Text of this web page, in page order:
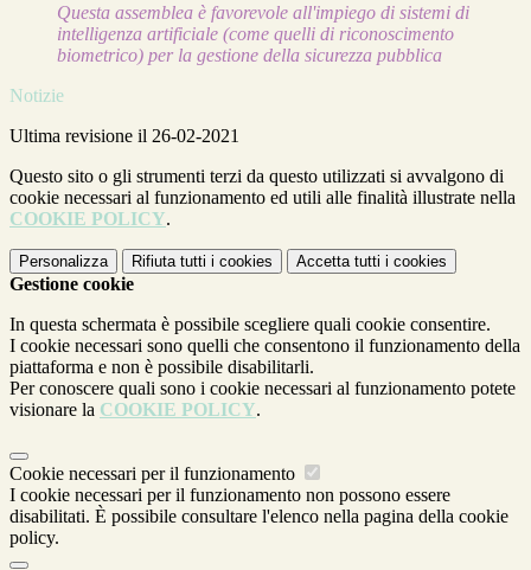
Questa assemblea è favorevole all'impiego di sistemi di
intelligenza artificiale (come quelli di riconoscimento
biometrico) per la gestione della sicurezza pubblica
Notizie
Ultima revisione il 26-02-2021
Questo sito o gli strumenti terzi da questo utilizzati si avvalgono di
cookie necessari al funzionamento ed utili alle finalità illustrate nella
COOKIE POLICY.
Personalizza Rifiuta tutti i cookies Accetta tutti i cookies
Gestione cookie
In questa schermata è possibile scegliere quali cookie consentire.
I cookie necessari sono quelli che consentono il funzionamento della
piattaforma e non è possibile disabilitarli.
Per conoscere quali sono i cookie necessari al funzionamento potete
visionare la COOKIE POLICY.
Cookie necessari per il funzionamento
I cookie necessari per il funzionamento non possono essere
disabilitati. È possibile consultare l'elenco nella pagina della cookie
policy.